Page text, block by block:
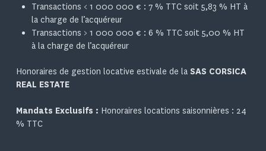
Transactions < 1 000 000 € : 7 % TTC soit 5,83 % HT à
la charge de l’acquéreur
Transactions > 1 000 000 € : 6 % TTC soit 5,00 % HT
à la charge de l’acquéreur
Honoraires de gestion locative estivale de la SAS CORSICA
REAL ESTATE
Mandats Exclusifs : Honoraires locations saisonnières : 24
% TTC